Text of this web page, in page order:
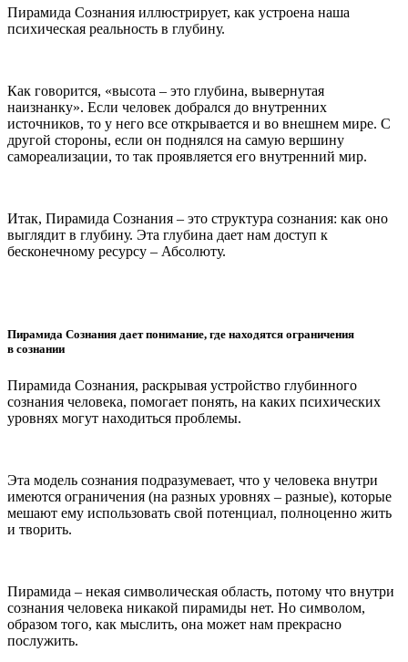
Пирамида Сознания иллюстрирует, как устроена наша
психическая реальность в глубину.
Как говорится, «высота – это глубина, вывернутая
наизнанку». Если человек добрался до внутренних
источников, то у него все открывается и во внешнем мире. С
другой стороны, если он поднялся на самую вершину
самореализации, то так проявляется его внутренний мир.
Итак, Пирамида Сознания – это структура сознания: как оно
выглядит в глубину. Эта глубина дает нам доступ к
бесконечному ресурсу – Абсолюту.
Пирамида Сознания дает понимание, где находятся ограничения
в сознании
Пирамида Сознания, раскрывая устройство глубинного
сознания человека, помогает понять, на каких психических
уровнях могут находиться проблемы.
Эта модель сознания подразумевает, что у человека внутри
имеются ограничения (на разных уровнях – разные), которые
мешают ему использовать свой потенциал, полноценно жить
и творить.
Пирамида – некая символическая область, потому что внутри
сознания человека никакой пирамиды нет. Но символом,
образом того, как мыслить, она может нам прекрасно
послужить.